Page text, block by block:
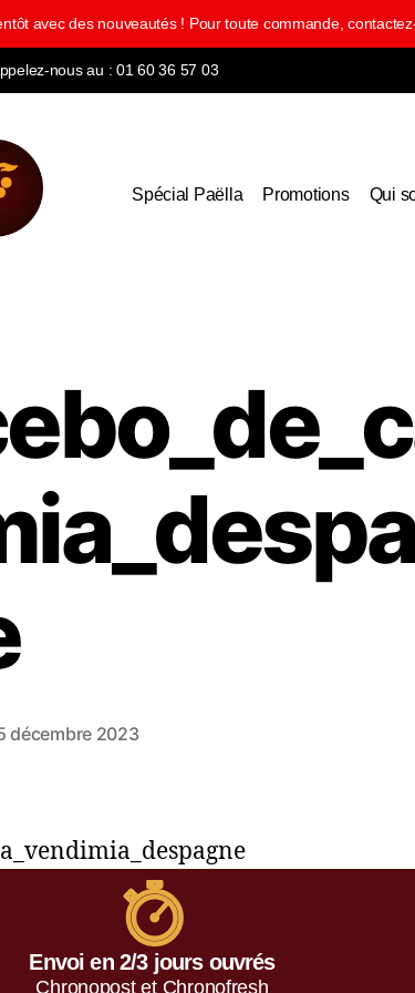
avec des nouveautés ! Pour toute commande,
nous au : 01 60 36 57 03
Spécial Paëlla Promotions Qui
décembre 2023
Envoi en 2/3 jours ouvrés
Chronopost et Chronofresh